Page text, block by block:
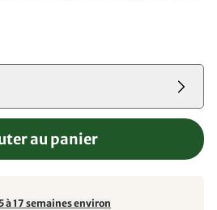
au panier
à 17 semaines environ